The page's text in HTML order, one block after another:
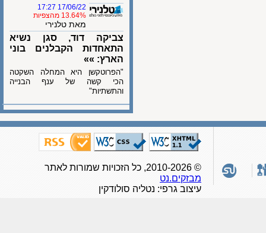
17/06/22 17:27
13.64% מהצפיות
מאת טלנירי
צביקה דוד, סגן נשיא
התאחדות הקבלנים בוני
הארץ: »»
"הפרוטקשן היא המחלה השקטה
הכי קשה של ענף הבנייה
והתשתיות"
מבזקים.נט
עיצוב גרפי: נטליה סולודקין